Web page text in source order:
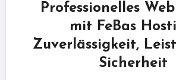
Professionelles
mit FeBas
Zuverlässigkeit,
Sicherheit